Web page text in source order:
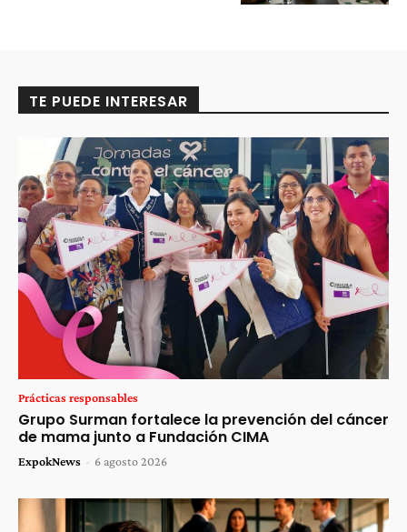
TE PUEDE INTERESAR
Prácticas responsables
Grupo Surman fortalece la prevención del cáncer
de mama junto a Fundación CIMA
ExpokNews - 6 agosto 2026